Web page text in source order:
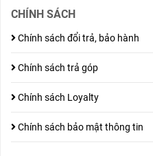
CHÍNH SÁCH
Chính sách đổi trả, bảo hành
Chính sách trả góp
Chính sách Loyalty
Chính sách bảo mật thông tin